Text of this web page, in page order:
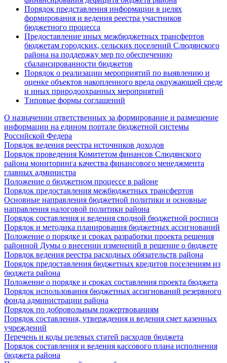
Порядок представления информации в целях
формирования и ведения реестра участников
бюджетного процесса
Предоставление иных межбюджетных трансфертов
бюджетам городских, сельских поселений Слюдянского
района на поддержку мер по обеспечению
сбалансированности бюджетов
Порядок о реализации мероприятий по выявлению и
оценке объектов накопленного вреда окружающей среде
и иных природоохранных мероприятий
Типовые формы соглашений
О назначении ответственных за формирование и размещение
информации на едином портале бюджетной системы
Российской Федера
Порядок ведения реестра источников доходов
Порядок проведения Комитетом финансов Слюдянского
района мониторинга качества финансового менеджмента
главных администра
Положение о бюджетном процессе в районе
Порядок предоставления межбюджетных трансфертов
Основные направления бюджетной политики и основные
направления налоговой политики района
Порядок составления и ведения сводной бюджетной росписи
Порядок и методика планирования бюджетных ассигнований
Положение о порядке и сроках разработки проекта решения
районной Думы о внесении изменений в решение о бюджете
Порядок ведения реестра расходных обязательств района
Порядок предоставления бюджетных кредитов поселениям из
бюджета района
Положение о порядке и сроках составления проекта бюджета
Порядок использования бюджетных ассигнований резервного
фонда администрации района
Порядок по добровольным пожертвованиям
Порядок составления, утверждения и ведения смет казенных
учреждений
Перечень и коды целевых статей расходов бюджета
Порядок составления и ведения кассового плана исполнения
бюджета района